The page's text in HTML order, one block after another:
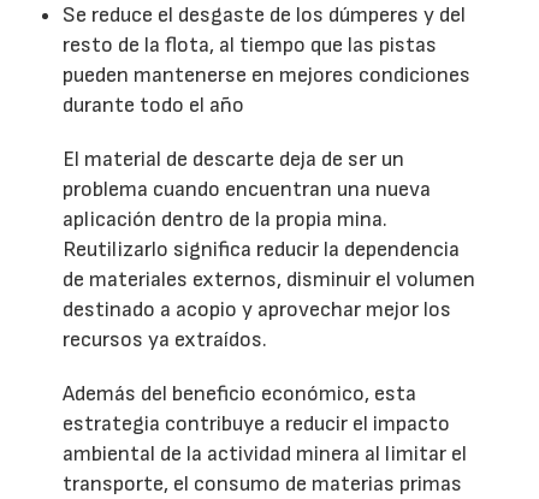
Se reduce el desgaste de los dúmperes y del
resto de la flota, al tiempo que las pistas
pueden mantenerse en mejores condiciones
durante todo el año
El material de descarte deja de ser un
problema cuando encuentran una nueva
aplicación dentro de la propia mina.
Reutilizarlo significa reducir la dependencia
de materiales externos, disminuir el volumen
destinado a acopio y aprovechar mejor los
recursos ya extraídos.
Además del beneficio económico, esta
estrategia contribuye a reducir el impacto
ambiental de la actividad minera al limitar el
transporte, el consumo de materias primas